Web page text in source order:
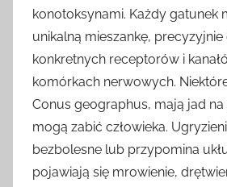
konotoksynami. Każdy gatunek
unikalną mieszankę,
konkretnych receptorów i
komórkach nerwowych.
Conus geographus, mają jad na
mogą zabić człowieka.
bezbolesne lub przypomina
pojawiają się mrowienie,